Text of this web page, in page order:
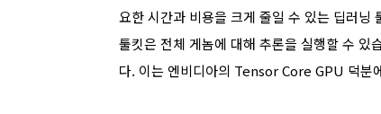
요한 시간과 비용을 크게 줄일 수 있는 딥러
툴킷은 전체 게놈에 대해 추론을 실행할 수 있
다. 이는 엔비디아의 Tensor Core GPU 덕분